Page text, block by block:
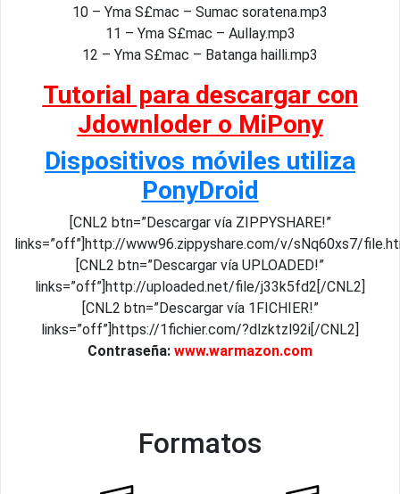
10 – Yma S£mac – Sumac soratena.mp3
11 – Yma S£mac – Aullay.mp3
12 – Yma S£mac – Batanga hailli.mp3
Tutorial para descargar con
Jdownloder o MiPony
Dispositivos móviles utiliza
PonyDroid
[CNL2 btn=”Descargar vía ZIPPYSHARE!”
links=”off”]http://www96.zippyshare.com/v/sNq60xs7/
[CNL2 btn=”Descargar vía UPLOADED!”
links=”off”]http://uploaded.net/file/j33k5fd2[/CNL2]
[CNL2 btn=”Descargar vía 1FICHIER!”
links=”off”]https://1fichier.com/?dlzktzl92i[/CNL2]
Contraseña: www.warmazon.com
Formatos